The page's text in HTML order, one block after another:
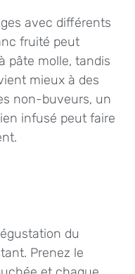
avec différents
fruité peut
pâte molle, tandis
mieux à des
non-buveurs, un
infusé peut faire
du
Prenez le